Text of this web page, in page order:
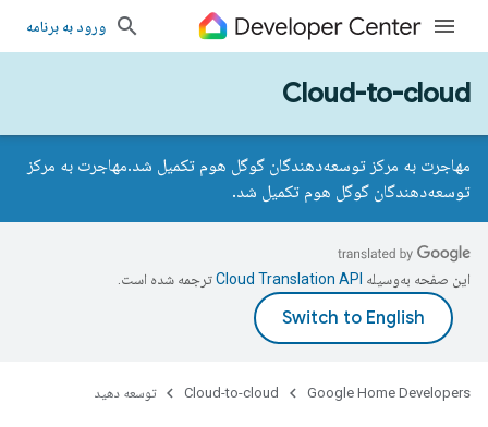
ورود به برنامه
Cloud-to-cloud
مهاجرت به مرکز توسعه‌دهندگان گوگل هوم تکمیل شد.مهاجرت به مرکز
توسعه‌دهندگان گوگل هوم تکمیل شد.
این صفحه به‌وسیله ترجمه شده است.
Google Home Developers
Cloud-to-cloud توسعه دهید